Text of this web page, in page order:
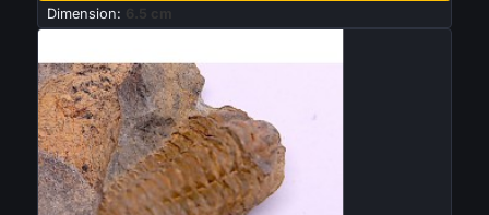
Dimension: 6.5 cm